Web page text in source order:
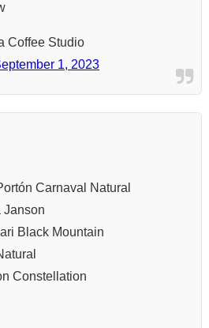
Coffee Studio
1, 2023
Carnaval Natural
Janson
Black Mountain
Constellation